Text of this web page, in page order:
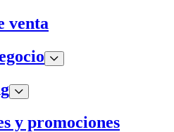
venta
y promociones